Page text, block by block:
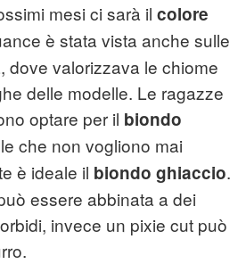
mesi ci sarà il colore
è stata vista anche sulle
dove valorizzava le chiome
delle modelle. Le ragazze
optare per il biondo
che non vogliono mai
è ideale il biondo ghiaccio.
essere abbinata a dei
invece un pixie cut può